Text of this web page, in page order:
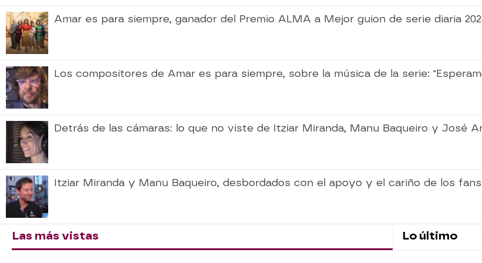
Amar es para siempre, ganador del Premio ALMA a Mejor guion de serie diaria
Los compositores de Amar es para siempre, sobre la música de la serie:
Detrás de las cámaras: lo que no viste de Itziar Miranda, Manu Baqueiro y José
Itziar Miranda y Manu Baqueiro, desbordados con el apoyo y el cariño de los
Las más vistas Lo último